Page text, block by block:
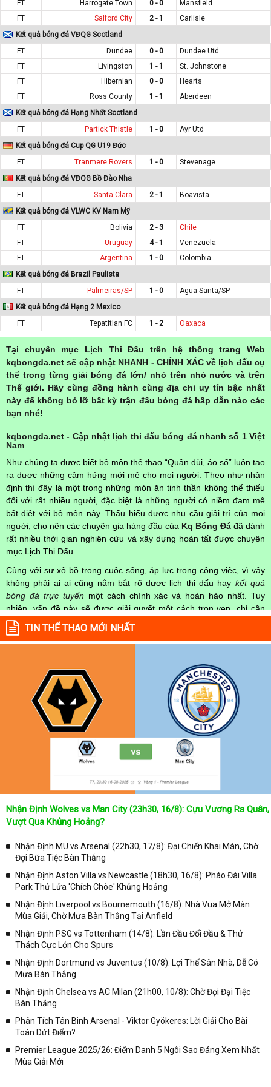
FT Harrogate Town 0 - 0
Mansfield
FT
Salford City 2 - 1
Carlisle
Kết quả bóng đá VĐQG Scotland
FT
Dundee 0 - 0
Dundee Utd
FT
Livingston 1 - 1
St. Johnstone
FT
Hibernian 0 - 0
Hearts
FT
Ross County 1 - 1
Aberdeen
Kết quả bóng đá Hạng Nhất Scotland
FT
Partick Thistle 1 - 0
Ayr Utd
Kết quả bóng đá Cup QG U19 Đức
FT
Tranmere Rovers 1 - 0
Stevenage
Kết quả bóng đá VĐQG Bồ Đào Nha
FT
Santa Clara 2 - 1
Boavista
Kết quả bóng đá VLWC KV Nam Mỹ
FT
Bolivia 2 - 3
Chile
FT
Uruguay 4 - 1
Venezuela
FT
Argentina 1 - 0
Colombia
Kết quả bóng đá Brazil Paulista
FT
Palmeiras/SP 1 - 0
Agua Santa/SP
Kết quả bóng đá Hạng 2 Mexico
FT
Tepatitlan FC 1 - 2 Oaxaca
Tại chuyên mục Lịch Thi Đấu trên hệ thống trang Web
kqbongda.net sẽ cập nhật NHANH - CHÍNH XÁC về lịch đấu cụ
thể trong từng giải bóng đá lớn/ nhỏ trên nhỏ nước và trên
Thế giới. Hãy cùng đồng hành cùng địa chỉ uy tín bậc nhất
này để không bỏ lỡ bất kỳ trận đấu bóng đá hấp dẫn nào các
bạn nhé!
kqbongda.net - Cập nhật lịch thi đấu bóng đá nhanh số 1 Việt
Nam
Như chúng ta được biết bộ môn thể thao “Quần đùi, áo số” luôn tạo
ra được những cảm hứng mới mẻ cho mọi người. Theo như nhận
định thì đây là một trong những món ăn tinh thần không thể thiếu
đối với rất nhiều người, đặc biệt là những người có niềm đam mê
bất diệt với bộ môn này. Thấu hiểu được nhu cầu giải trí của mọi
người, cho nên các chuyên gia hàng đầu của Kq Bóng Đá đã dành
rất nhiều thời gian nghiên cứu và xây dựng hoàn tất được chuyên
mục Lịch Thi Đấu.
Cùng với sự xô bồ trong cuộc sống, áp lực trong công việc, vì vậy
không phải ai ai cũng nắm bắt rõ được lịch thi đấu hay kết quả
bóng đá trực tuyến một cách chính xác và hoàn hảo nhất. Tuy
nhiên, vấn đề này sẽ được giải quyết một cách trọn vẹn, chỉ cần
truy cập vào chuyên mục
Lịch Thi Đấu
mọi người hoàn toàn nắm rõ được chính xác về thời gian các trận
đấu bóng đá Việt Nam hay trên Thế giới diễn ra trong thời gian sắp
cả 2 đội tuyển bóng đá đang đạt được.
Không chỉ dừng lại ở đó, những người hâm mộ bóng đá có thể cập
nhật được chính xác về lịch phát sóng bóng đá được tường thuật
trực tiếp ở trên những kênh truyền hình thể thao lớn nhất hiện nay
như: VTV3, K+, SCTV, Thể thao TV,... Nếu như bạn không muốn
bỏ lỡ bất kỳ một trận đấu bóng đá nào trong từng mùa giải, hãy
thường xuyên vào chuyên mụcLịch Thi Đấutại chuyên trang
để cập nhật thông tin chính xác nhất nhé!
Lịch thi đấu được cập nhật chính xác trong toàn bộ các giải
Tại Lịch Thi Đấu của chuyên trang kqbongda.net
sẽ cập nhanh
chóng và chính xác nhất thời gian từng trận đấu bóng đá diễn ra ở
trong từng giải đấu như:
✓ Giải đấu bóng đá Ngoại hạng Anh;
✓ Giải bóng Cúp C1 Châu Âu;
✓ Giải VĐQG Tây Ban Nha;
✓ VĐQG Đức;
✓ VĐQG Pháp;
✓ Liên Đoàn Anh;
✓ U23 Châu Á;
✓ Euro 2020;
✓ VLWC KV Châu Á;
TIN THỂ THAO MỚI NHẤT
Nhận Định Wolves vs Man City (23h30, 16/8): Cựu Vương Ra Quân,
Vượt Qua Khủng Hoảng?
Nhận Định MU vs Arsenal (22h30, 17/8): Đại Chiến Khai Màn, Chờ
Đợi Bữa Tiệc Bàn Thắng
Nhận Định Aston Villa vs Newcastle (18h30, 16/8): Pháo Đài Villa
Park Thử Lửa 'Chích Chòe' Khủng Hoảng
Nhận Định Liverpool vs Bournemouth (16/8): Nhà Vua Mở Màn
Mùa Giải, Chờ Mưa Bàn Thắng Tại Anfield
Nhận Định PSG vs Tottenham (14/8): Lần Đầu Đối Đầu & Thử
Thách Cực Lớn Cho Spurs
Nhận Định Dortmund vs Juventus (10/8): Lợi Thế Sân Nhà, Dễ Có
Mưa Bàn Thắng
Nhận Định Chelsea vs AC Milan (21h00, 10/8): Chờ Đợi Đại Tiệc
Bàn Thắng
Phân Tích Tân Binh Arsenal - Viktor Gyökeres: Lời Giải Cho Bài
Toán Dứt Điểm?
Premier League 2025/26: Điểm Danh 5 Ngôi Sao Đáng Xem Nhất
Mùa Giải Mới